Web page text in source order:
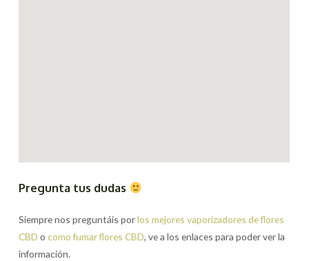
Pregunta tus dudas
Siempre nos preguntáis porlos mejores vaporizadores de flores
CBD ocomo fumar flores CBD, ve a los enlaces para poder ver la
información.